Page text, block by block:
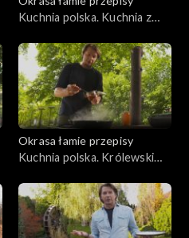
Kuchnia polska. Kuchnia z
Okrasa łamie przepisy
Kuchnia polska. Królewski